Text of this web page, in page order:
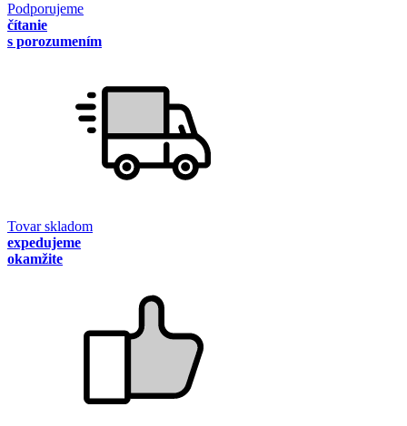
Podporujeme
čítanie
s porozumením
Tovar skladom
expedujeme
okamžite